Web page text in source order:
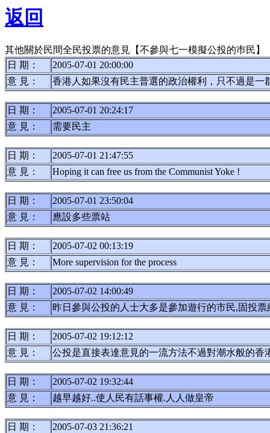
返回
其他關於民間全民投票的意見【不參與七一模擬公投的巿民】
日 期：
2005-07-01 20:00:00
意 見：
香港人如果沒有民主普選的政治權利，只不過是一
日 期：
2005-07-01 20:24:17
意 見：
需要民主
日 期：
2005-07-01 21:47:55
意 見：
Hoping it can free us from the Communist Yoke !
日 期：
2005-07-01 23:50:04
意 見：
應設多些票站
日 期：
2005-07-02 00:13:19
意 見：
More supervision for the process
日 期：
2005-07-02 14:00:49
意 見：
昨日參與公投的人士大多是參加遊行的市民,固投
日 期：
2005-07-02 19:12:12
意 見：
公投是直接表達意見的一流方法不過對潮水般的
日 期：
2005-07-02 19:32:44
意 見：
越早越好..使人民有話事權.人人做皇帝
日 期：
2005-07-03 21:36:21